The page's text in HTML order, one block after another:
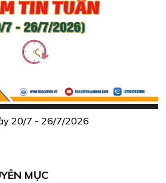
20/7 - 26/7/2026
MỤC